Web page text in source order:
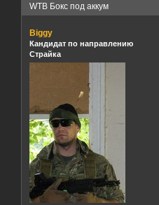
WTB Бокс под аккум
Biggy
Кандидат по направлению
Страйка